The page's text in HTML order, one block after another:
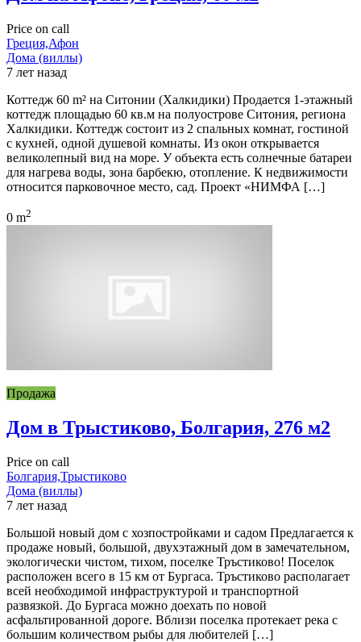
Price on call
Греция,Афон
Дома (виллы)
7 лет назад
Коттедж 60 m² на Ситонии (Халкидики) Продается 1-этажный
коттедж площадью 60 кв.м на полуострове Ситония, региона
Халкидики. Коттедж состоит из 2 спальных комнат, гостиной
с кухней, одной душевой комнаты. Из окон открывается
великолепный вид на море. У объекта есть солнечные батареи
для нагрева воды, зона барбекю, отопление. К недвижимости
относится парковочное место, сад. Проект «НИМФА […]
0 m2
Продажа
Дом в Трыстиково, Болгария, 276 м2
Price on call
Болгария,Трыстиково
Дома (виллы)
7 лет назад
Большой новый дом с хозпостройками и садом Предлагается к
продаже новый, большой, двухэтажный дом в замечательном,
экологически чистом, тихом, поселке Тръстиково! Поселок
расположен всего в 15 км от Бургаса. Тръстиково располагает
всей необходимой инфраструктурой и транспортной
развязкой. До Бургаса можно доехать по новой
асфальтированной дороге. Вблизи поселка протекает река с
большим количеством рыбы для любителей […]